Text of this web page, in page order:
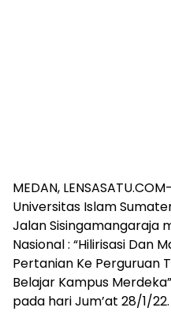
MEDAN,
Universitas Islam
Jalan Sisingamangaraja
Nasional : “Hilirisasi Dan
Pertanian Ke Perguruan
Belajar Kampus
pada hari Jum’at 28/1/22.